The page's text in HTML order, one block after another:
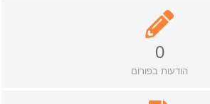
0
הודעות בפורום